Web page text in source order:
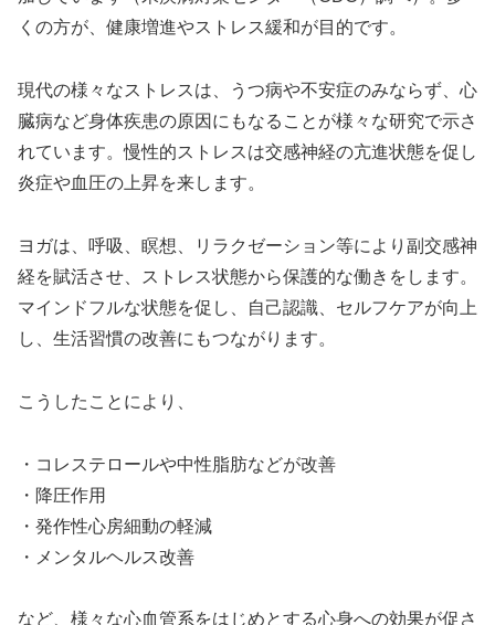
くの方が、健康増進やストレス緩和が目的です。
現代の様々なストレスは、うつ病や不安症のみならず、心
臓病など身体疾患の原因にもなることが様々な研究で示さ
れています。慢性的ストレスは交感神経の亢進状態を促し
炎症や血圧の上昇を来します。
ヨガは、呼吸、瞑想、リラクゼーション等により副交感神
経を賦活させ、ストレス状態から保護的な働きをします。
マインドフルな状態を促し、自己認識、セルフケアが向上
し、生活習慣の改善にもつながります。
こうしたことにより、
・コレステロールや中性脂肪などが改善
・降圧作用
・発作性心房細動の軽減
・メンタルヘルス改善
など、様々な心血管系をはじめとする心身への効果が促さ